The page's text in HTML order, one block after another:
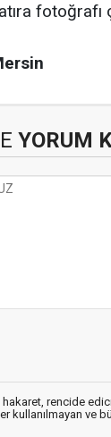
fotoğrafı
YORUM
hakaret, rencide
kullanılmayan ve